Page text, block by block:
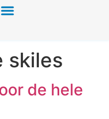
skiles
de hele